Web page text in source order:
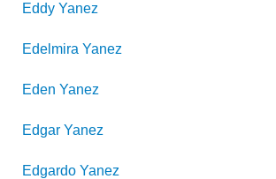
Eddy Yanez
Edelmira Yanez
Eden Yanez
Edgar Yanez
Edgardo Yanez